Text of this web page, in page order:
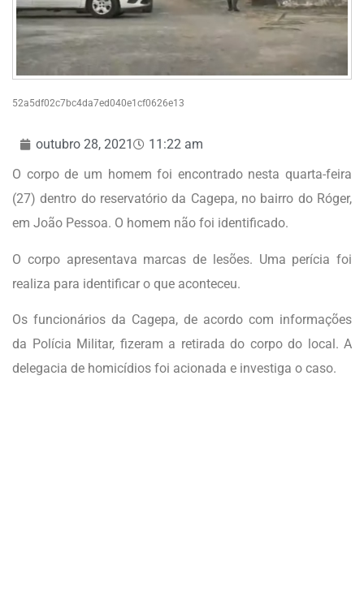
52a5df02c7bc4da7ed040e1cf0626e13
outubro 28, 2021
11:22 am
O corpo de um homem foi encontrado nesta quarta-feira
(27) dentro do reservatório da Cagepa, no bairro do Róger,
em João Pessoa. O homem não foi identificado.
O corpo apresentava marcas de lesões. Uma perícia foi
realiza para identificar o que aconteceu.
Os funcionários da Cagepa, de acordo com informações
da Polícia Militar, fizeram a retirada do corpo do local. A
delegacia de homicídios foi acionada e investiga o caso.